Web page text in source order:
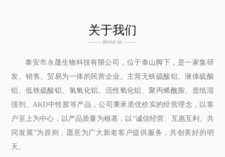
关于我们
—— about us ——
泰安市永晟生物科技有限公司，位于泰山脚下，是一家集研
发、销售、贸易为一体的民营企业。主营无铁硫酸铝、液体硫酸
铝、低铁硫酸铝、氢氧化铝、活性氧化铝、聚丙烯酰胺、造纸湿
强剂、AKD中性胶等产品，公司秉承质优价实的经营理念，以客
户至上为中心，以产品质量为根基，以“诚信经营、互惠互利、共
同发展”为原则，愿意为广大新老客户提供服务，共创美好的明
天。